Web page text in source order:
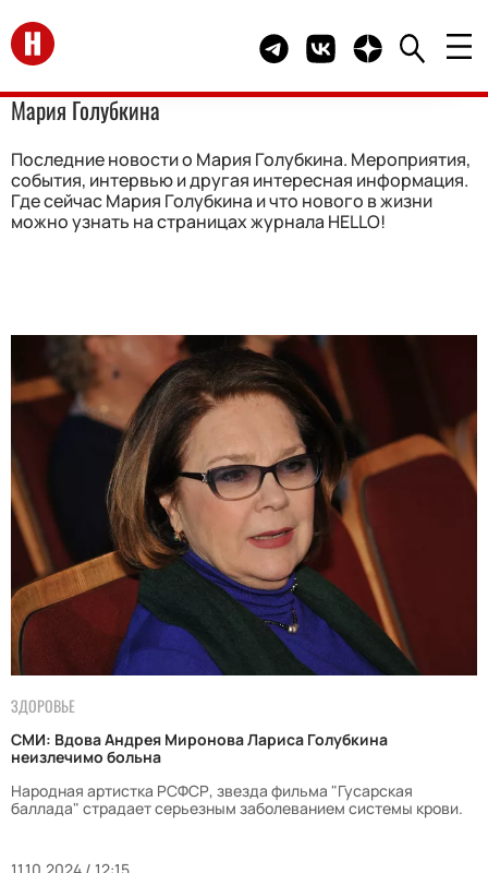
Перейти на главную Telegram канал HELLO
Группа HELLO
Канал HELLO в
Мария Голубкина
Последние новости о Мария Голубкина. Мероприятия,
события, интервью и другая интересная информация.
Где сейчас Мария Голубкина и что нового в жизни
можно узнать на страницах журнала HELLO!
ЗДОРОВЬЕ
СМИ: Вдова Андрея Миронова Лариса Голубкина
неизлечимо больна
Народная артистка РСФСР, звезда фильма "Гусарская
баллада" страдает серьезным заболеванием системы крови.